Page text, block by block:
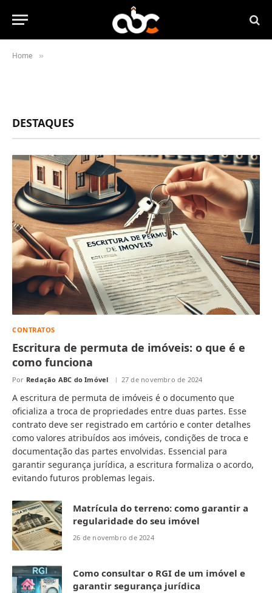
Home »
DESTAQUES
CONTRATOS
Escritura de permuta de imóveis: o que é e
como funciona
Por Redação ABC do Imóvel 27 de novembro de 2024
A escritura de permuta de imóveis é o documento que
oficializa a troca de propriedades entre duas partes. Esse
contrato deve ser registrado em cartório e conter detalhes
como valores atribuídos aos imóveis, condições de troca e
documentação das partes envolvidas. Essencial para
garantir segurança jurídica, a escritura formaliza o acordo,
evitando futuros problemas legais.
Matrícula do terreno: como garantir a
regularidade do seu imóvel
26 de novembro de 2024
Como consultar o RGI de um imóvel e
garantir segurança jurídica